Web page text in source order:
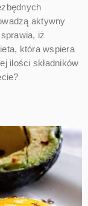
aktywny
iż
która wspiera
ilości składników